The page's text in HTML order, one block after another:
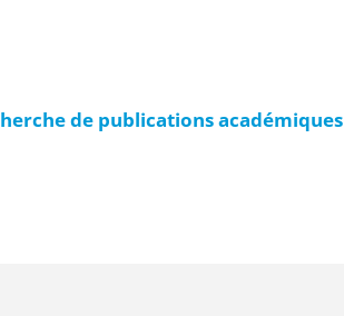
de publications académiques